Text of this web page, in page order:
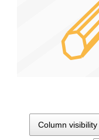
Column visibility